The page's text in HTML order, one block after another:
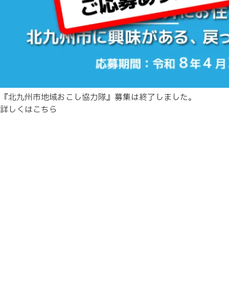
『北九州市地域おこし協力隊』募集は終了しました。
詳しくはこちら